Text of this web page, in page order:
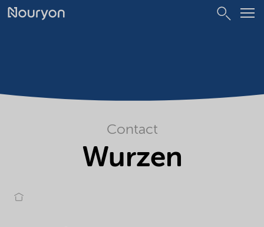
Contact
Wurzen